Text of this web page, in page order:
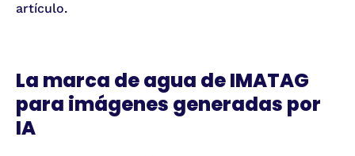
artículo.
La marca de agua de IMATAG
para imágenes generadas por
IA